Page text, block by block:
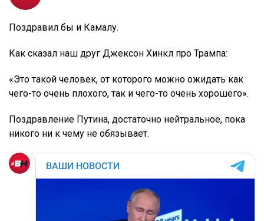
Поздравил бы и Камалу.
Как сказал наш друг Джексон Хинкл про Трампа:
«Это такой человек, от которого можно ожидать как
чего-то очень плохого, так и чего-то очень хорошего».
Поздравление Путина, достаточно нейтральное, пока
никого ни к чему не обязывает.